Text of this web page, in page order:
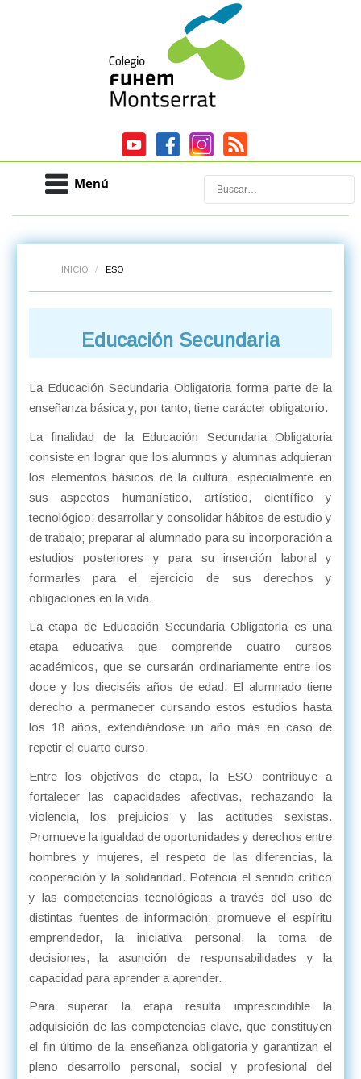
Menú Buscar
INICIO / ESO
Educación Secundaria
La Educación Secundaria Obligatoria forma parte de la
enseñanza básica y, por tanto, tiene carácter obligatorio.
La finalidad de la Educación Secundaria Obligatoria
consiste en lograr que los alumnos y alumnas adquieran
los elementos básicos de la cultura, especialmente en
sus aspectos humanístico, artístico, científico y
tecnológico; desarrollar y consolidar hábitos de estudio y
de trabajo; preparar al alumnado para su incorporación a
estudios posteriores y para su inserción laboral y
formarles para el ejercicio de sus derechos y
obligaciones en la vida.
La etapa de Educación Secundaria Obligatoria es una
etapa educativa que comprende cuatro cursos
académicos, que se cursarán ordinariamente entre los
doce y los dieciséis años de edad. El alumnado tiene
derecho a permanecer cursando estos estudios hasta
los 18 años, extendiéndose un año más en caso de
repetir el cuarto curso.
Entre los objetivos de etapa, la ESO contribuye a
fortalecer las capacidades afectivas, rechazando la
violencia, los prejuicios y las actitudes sexistas.
Promueve la igualdad de oportunidades y derechos entre
hombres y mujeres, el respeto de las diferencias, la
cooperación y la solidaridad. Potencia el sentido crítico
y las competencias tecnológicas a través del uso de
distintas fuentes de información; promueve el espíritu
emprendedor, la iniciativa personal, la toma de
decisiones, la asunción de responsabilidades y la
capacidad para aprender a aprender.
Para superar la etapa resulta imprescindible la
adquisición de las competencias clave, que constituyen
el fin último de la enseñanza obligatoria y garantizan el
pleno desarrollo personal, social y profesional del